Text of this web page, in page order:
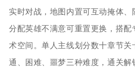
实时对战，地图内置可互动掩体
分配英雄不满意可重置更换，搭配
术空间。单人主线划分数十章节关
通、困难、噩梦三种难度，通关解